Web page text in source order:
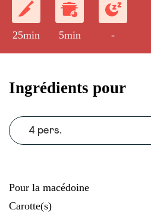
25min 5min -
Ingrédients pour
4 pers.
Pour la macédoine
Carotte(s)